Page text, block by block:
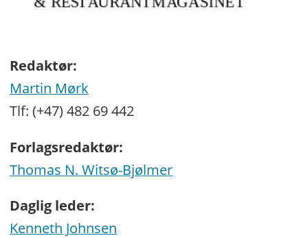
Redaktør:
Martin Mørk
Tlf: (+47) 482 69 442
Forlagsredaktør:
Thomas N. Witsø-Bjølmer
Daglig leder:
Kenneth Johnsen